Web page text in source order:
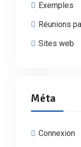
Exemples
Réunions
Sites web
Méta
Connexion